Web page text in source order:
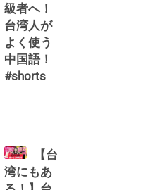
級者へ！
台湾人が
よく使う
中国語！
#shorts
【台
湾にもあ